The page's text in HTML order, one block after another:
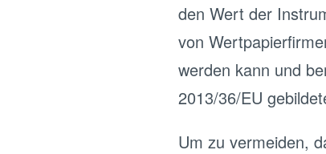
den Wert der
von
werden kann und
2013/36/EU
Um zu vermeiden,